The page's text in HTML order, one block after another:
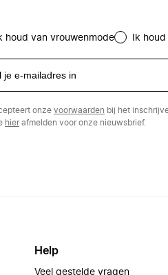
houd van vrouwenmode Ik
onze voorwaarden bij het
hierafmelden voor onze nieuwsbrief.
Help
Veel gestelde vragen